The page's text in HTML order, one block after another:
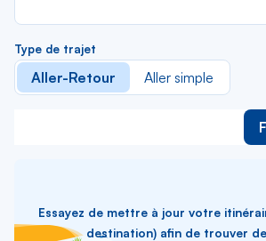
Type de trajet
Aller-Retour Aller simple
Essayez de mettre à jour votre
destination) afin de trouver